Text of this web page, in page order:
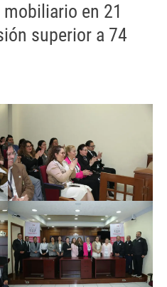
mobiliario en 21
superior a 74